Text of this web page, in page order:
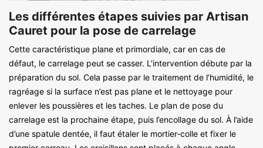
Les différentes étapes suivies par Artisan
Cauret pour la pose de carrelage
Cette caractéristique plane et primordiale, car en cas de
défaut, le carrelage peut se casser. L’intervention débute par la
préparation du sol. Cela passe par le traitement de l’humidité, le
ragréage si la surface n’est pas plane et le nettoyage pour
enlever les poussières et les taches. Le plan de pose du
carrelage est la prochaine étape, puis l’encollage du sol. À l’aide
d’une spatule dentée, il faut étaler le mortier-colle et fixer le